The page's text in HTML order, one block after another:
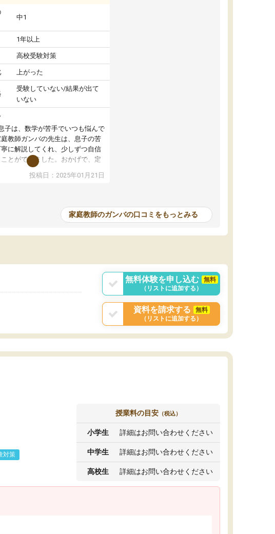
中1
1年以上
高校受験対策
上がった
受験していない/結果が出て
いない
子は、数学が苦手でいつも悩んで
教師ガンバの先生は、息子の苦
に解説してくれ、少しずつ自信
とができました。おかげで、定
績が10点以上アップし、本人もと
投稿日：2025年01月21日
家庭教師のガンバの口コミをもっとみる
無料体験を申し込む
無料
（リストに追加する）
資料を請求する
無料
（リストに追加する）
対策
授業料の目安 （税込）
小学生 詳細はお問い合わせください
中学生 詳細はお問い合わせください
高校生 詳細はお問い合わせください